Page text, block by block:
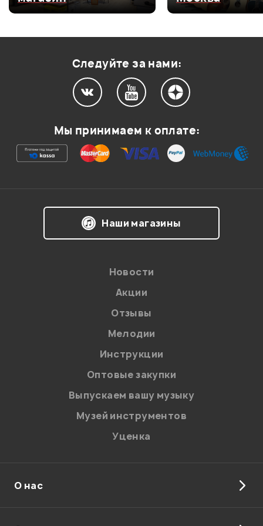
Оценка3
0
Ваша оценка:
на обработку персональных данных в
Политикой в отношении обработки
персональных данных.
Введите проверочное число:
Отправить
Следуйте за нами:
Мы принимаем к оплате:
Наши магазины
Новости
Акции
Отзывы
Мелодии
Инструкции
Оптовые закупки
Выпускаем вашу музыку
Музей инструментов
Уценка
О нас